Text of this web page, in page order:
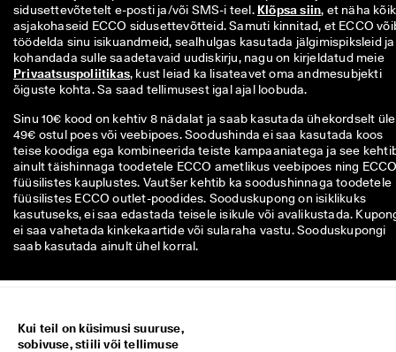
sidusettevõtetelt e-posti ja/või SMS-i teel. Klõpsa siin, et näha
asjakohaseid ECCO sidusettevõtteid. Samuti kinnitad, et ECCO
töödelda sinu isikuandmeid, sealhulgas kasutada jälgimispiksleid ja
kohandada sulle saadetavaid uudiskirju, nagu on kirjeldatud meie
Privaatsuspoliitikas, kust leiad ka lisateavet oma andmesubjekti
õiguste kohta. Sa saad tellimusest igal ajal loobuda.
Sinu 10€ kood on kehtiv 8 nädalat ja saab kasutada ühekordselt üle
49€ ostul poes või veebipoes. Soodushinda ei saa kasutada koos
teise koodiga ega kombineerida teiste kampaaniatega ja see
ainult täishinnaga toodetele ECCO ametlikus veebipoes ning
füüsilistes kauplustes. Vautšer kehtib ka soodushinnaga toodetele
füüsilistes ECCO outlet-poodides. Sooduskupong on isiklikuks
kasutuseks, ei saa edastada teisele isikule või avalikustada.
ei saa vahetada kinkekaartide või sularaha vastu. Sooduskupongi
saab kasutada ainult ühel korral.
Kui teil on küsimusi suuruse,
sobivuse, stiili või tellimuse